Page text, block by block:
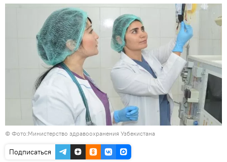
© Фото:Министерство здравоохранения Узбекистана
Подписаться